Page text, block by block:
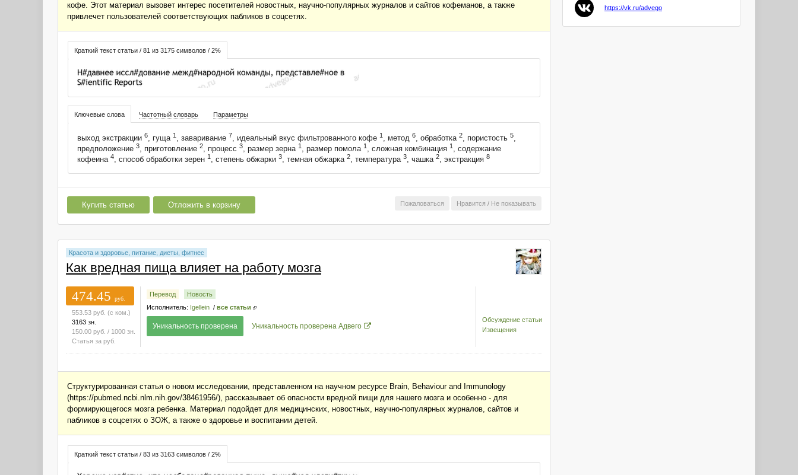
https://vk.ru/advego
кофе. Этот материал вызовет интерес посетителей новостных, научно-популярных журналов и сайтов кофеманов, а также
привлечет пользователей соответствующих пабликов в соцсетях.
Краткий текст статьи / 81 из 3175 символов / 2%
Ключевые слова Частотный словарь Параметры
выход экстракции 6, гуща 1, заваривание 7 , идеальный вкус фильтрованного кофе 1, метод 6, обработка 2, пористость 5,
предположение 3, приготовление 2, процесс 3, размер зерна 1, размер помола 1, сложная комбинация 1, содержание
кофеина 4, способ обработки зерен 1 , степень обжарки 3, темная обжарка 2, температура 3, чашка 2, экстракция 8
Нравится / Не показывать
Пожаловаться
Купить статью Отложить в корзину
Красота и здоровье, питание, диеты, фитнес
Как вредная пища влияет на работу мозга
474.45
руб.
553.53 руб. (с ком.)
3163 зн.
150.00 руб. / 1000 зн.
Статья за руб.
Перевод
Новость
Исполнитель: Igellein / все статьи
Уникальность проверена Уникальность проверена Адвего
Обсуждение статьи
Извещения
Структурированная статья о новом исследовании, представленном на научном ресурсе Brain, Behaviour and Immunology
(https://pubmed.ncbi.nlm.nih.gov/38461956/), рассказывает об опасности вредной пищи для нашего мозга и особенно - для
формирующегося мозга ребенка. Материал подойдет для медицинских, новостных, научно-популярных журналов, сайтов и
пабликов в соцсетях о ЗОЖ, а также о здоровье и воспитании детей.
Краткий текст статьи / 83 из 3163 символов / 2%